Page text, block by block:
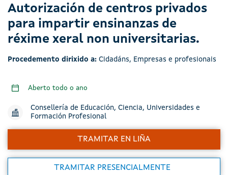
Autorización de centros privados
para impartir ensinanzas de
réxime xeral non universitarias.
Procedemento dirixido a: Cidadáns, Empresas e profesionais
Aberto todo o ano
Consellería de Educación, Ciencia, Universidades e
Formación Profesional
TRAMITAR EN LIÑA
TRAMITAR PRESENCIALMENTE